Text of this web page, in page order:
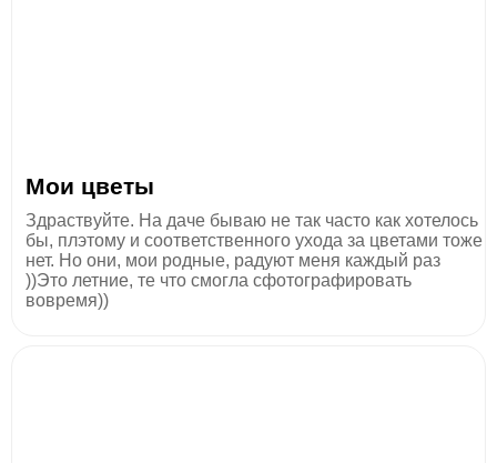
Мои цветы
Здраствуйте. На даче бываю не так часто как хотелось
бы, плэтому и соответственного ухода за цветами тоже
нет. Но они, мои родные, радуют меня каждый раз
))Это летние, те что смогла сфотографировать
вовремя))